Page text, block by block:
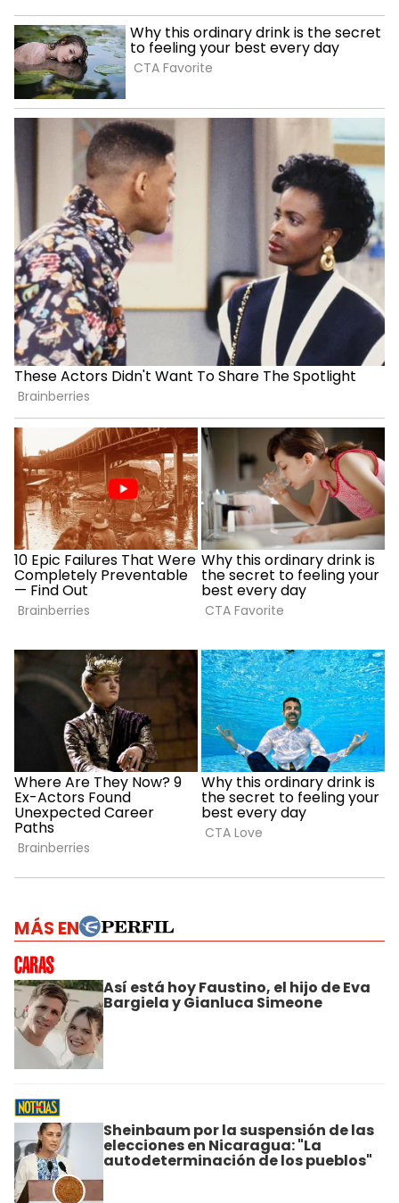
MÁS EN
Así está hoy Faustino, el hijo de Eva
Bargiela y Gianluca Simeone
Sheinbaum por la suspensión de las
elecciones en Nicaragua: "La
autodeterminación de los pueblos"